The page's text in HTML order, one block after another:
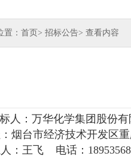
置：首页 > 招标公告> 查看内容
人：万华化学集团股份
烟台市经济技术开发区重
：王飞 电话：